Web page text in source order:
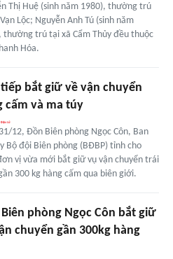
Thị Huệ (sinh năm 1980), thường trú
Lộc; Nguyễn Anh Tú (sinh năm
thường trú tại xã Cẩm Thủy đều thuộc
Hóa.
tiếp bắt giữ về vận chuyển
cấm và ma túy
12, Đồn Biên phòng Ngọc Côn, Ban
Bộ đội Biên phòng (BĐBP) tỉnh cho
vị vừa mới bắt giữ vụ vận chuyển trái
300 kg hàng cấm qua biên giới.
phòng Ngọc Côn bắt giữ
chuyển gần 300kg hàng